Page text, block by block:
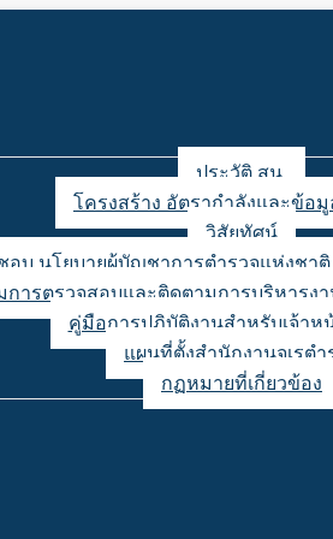
ประวัติ สน.
โครงสร้าง อัตรากำลังและข้อ
วิสัยทัศน์
บ นโยบายผู้บัญชาการตำรวจแห่งชา
ารตรวจสอบและติดตามการบริหารงา
คู่มือการปฏิบัติงานสำหรับเจ้าห
แผนที่ตั้งสำนักงานจเรตำ
กฏหมายที่เกี่ยวข้อง